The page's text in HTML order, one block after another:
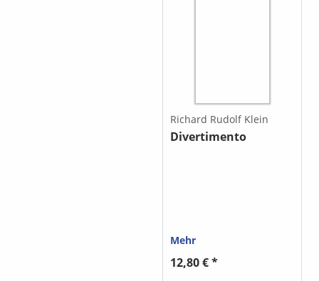
Richard Rudolf Klein
Divertimento
Mehr
12,80 € *